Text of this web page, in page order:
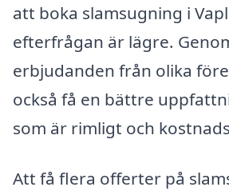
att boka slamsugning i
efterfrågan är lägre.
erbjudanden från olika
också få en bättre
som är rimligt och
Att få flera offerter på